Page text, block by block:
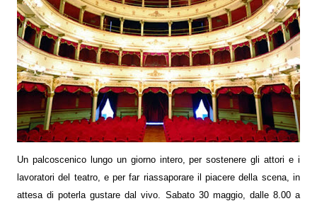
Un palcoscenico lungo un giorno intero, per sostenere gli attori e i
lavoratori del teatro, e per far riassaporare il piacere della scena, in
attesa di poterla gustare dal vivo. Sabato 30 maggio, dalle 8.00 a